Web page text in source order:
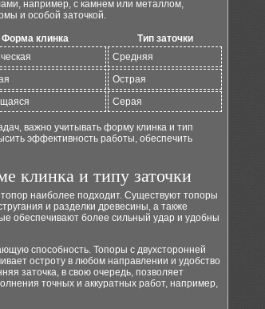
например, с камнем или металлом,
и особой заточкой.
Форма клинка
Тип заточки
Средняя
Острая
Серая
важно учитывать форму клинка и тип
эффективность работы, обеспечить
клинка и типу заточки
наиболее подходит. Существуют топоры
и разделки древесины, а также
обеспечивают более сильный удар и удобны
способность. Топоры с двухсторонней
остроту в любом направлении и удобство
заточка, в свою очередь, позволяет
точных и аккуратных работ, например,